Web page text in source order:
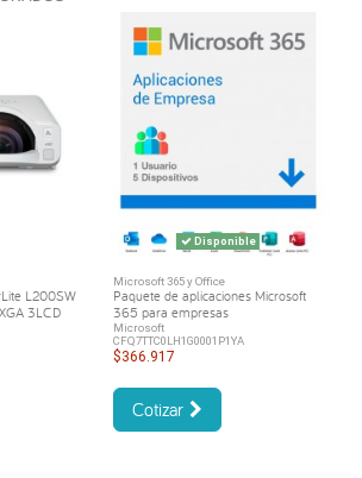
L200SW
3LCD
Disponible
Microsoft 365 y Office
Paquete de aplicaciones Microsoft
365 para empresas
Microsoft
CFQ7TTC0LH1G0001P1YA
$366.917
Cotizar